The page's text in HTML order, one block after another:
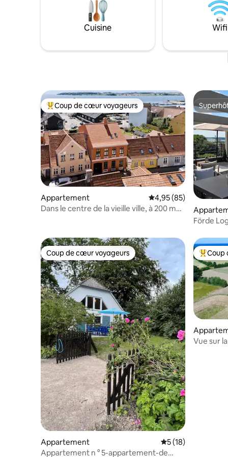
Cuisine Wifi
Coups de cœur voyageurs les plus appréciés
Coup de cœur voyageurs
Appartement Évaluation moyenne
4,95 (85)
Dans le centre de la vieille ville, à 200 m
Förde
Coup de cœur voyageurs
Coup de cœur voyageurs
Appartement Évaluation
5 (18)
Appartement n ° 5-appartement-de
Coups
Coup
Vue sur